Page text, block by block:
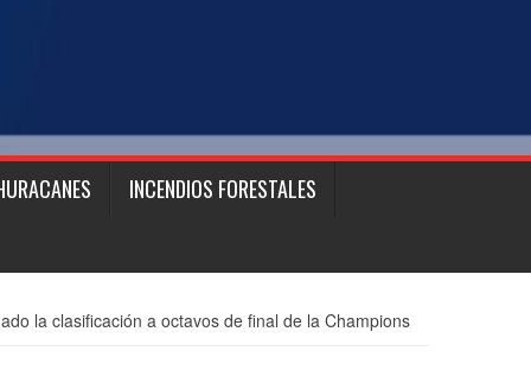
INCENDIOS FORESTALES
la clasificación a octavos de final de la Champions